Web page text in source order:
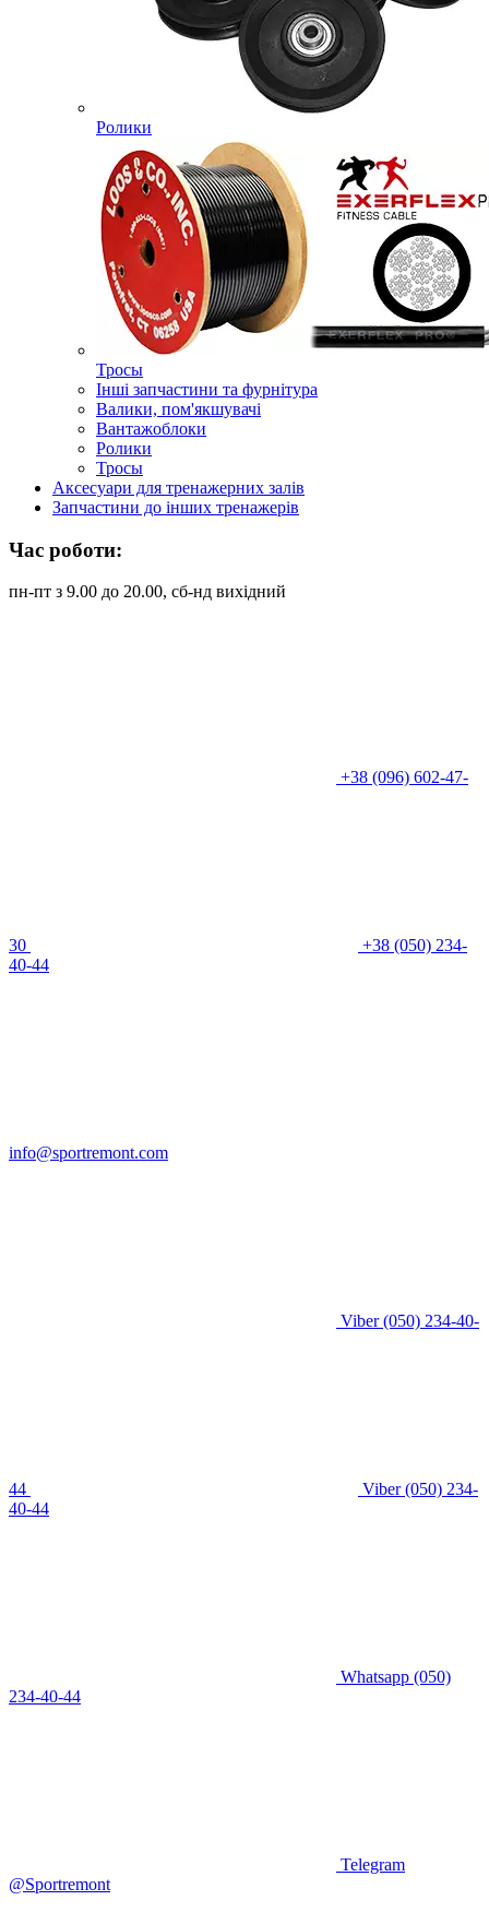
Ролики
Тросы
Інші запчастини та фурнітура
Валики, пом'якшувачі
Вантажоблоки
Ролики
Тросы
Аксесуари для тренажерних залів
Запчастини до інших тренажерів
Час роботи:
пн-пт з 9.00 до 20.00, сб-нд вихідний
+38 (096) 602-47-
30
+38 (050) 234-
40-44
info@sportremont.com
Viber(050) 234-40-
44 Viber(050) 234-
40-44
Whatsapp (050)
234-40-44
Telegram
@Sportremont